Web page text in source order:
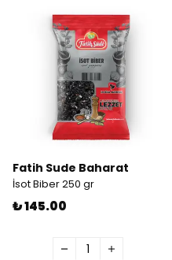
Fatih Sude Baharat
İsot Biber 250 gr
₺ 145.00